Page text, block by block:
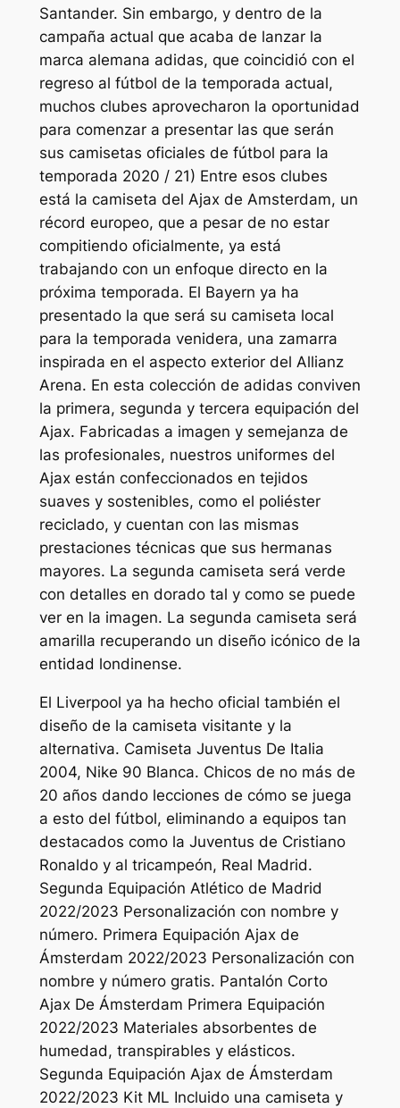
Santander. Sin embargo, y dentro de la
campaña actual que acaba de lanzar la
marca alemana adidas, que coincidió con el
regreso al fútbol de la temporada actual,
muchos clubes aprovecharon la oportunidad
para comenzar a presentar las que serán
sus camisetas oficiales de fútbol para la
temporada 2020 / 21) Entre esos clubes
está la camiseta del Ajax de Amsterdam, un
récord europeo, que a pesar de no estar
compitiendo oficialmente, ya está
trabajando con un enfoque directo en la
próxima temporada. El Bayern ya ha
presentado la que será su camiseta local
para la temporada venidera, una zamarra
inspirada en el aspecto exterior del Allianz
Arena. En esta colección de adidas conviven
la primera, segunda y tercera equipación del
Ajax. Fabricadas a imagen y semejanza de
las profesionales, nuestros uniformes del
Ajax están confeccionados en tejidos
suaves y sostenibles, como el poliéster
reciclado, y cuentan con las mismas
prestaciones técnicas que sus hermanas
mayores. La segunda camiseta será verde
con detalles en dorado tal y como se puede
ver en la imagen. La segunda camiseta será
amarilla recuperando un diseño icónico de la
entidad londinense.
El Liverpool ya ha hecho oficial también el
diseño de la camiseta visitante y la
alternativa. Camiseta Juventus De Italia
2004, Nike 90 Blanca. Chicos de no más de
20 años dando lecciones de cómo se juega
a esto del fútbol, eliminando a equipos tan
destacados como la Juventus de Cristiano
Ronaldo y al tricampeón, Real Madrid.
Segunda Equipación Atlético de Madrid
2022/2023 Personalización con nombre y
número. Primera Equipación Ajax de
Ámsterdam 2022/2023 Personalización con
nombre y número gratis. Pantalón Corto
Ajax De Ámsterdam Primera Equipación
2022/2023 Materiales absorbentes de
humedad, transpirables y elásticos.
Segunda Equipación Ajax de Ámsterdam
2022/2023 Kit ML Incluido una camiseta y